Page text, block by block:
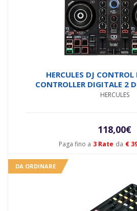
Paga fino a 3 Rate da €
HERCULES DJ
CONTROLLER DIGITALE 2
HERCULES
118,00€
DA ORDINARE